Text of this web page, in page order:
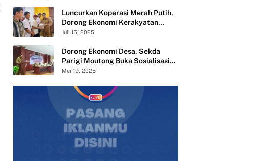
Luncurkan Koperasi Merah Putih,
Dorong Ekonomi Kerakyatan
Desa Mandiri
Juli 15, 2025
Dorong Ekonomi Desa, Sekda
Parigi Moutong Buka Sosialisasi
Pembentukan 283 Koperasi Merah
Mei 19, 2025